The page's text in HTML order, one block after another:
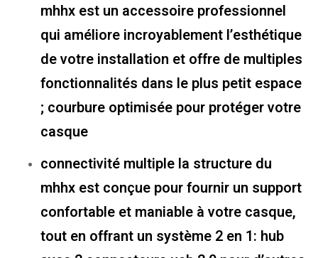
mhhx est un accessoire professionnel
qui améliore incroyablement l’esthétique
de votre installation et offre de multiples
fonctionnalités dans le plus petit espace
; courbure optimisée pour protéger votre
casque
connectivité multiple la structure du
mhhx est conçue pour fournir un support
confortable et maniable à votre casque,
tout en offrant un système 2 en 1: hub